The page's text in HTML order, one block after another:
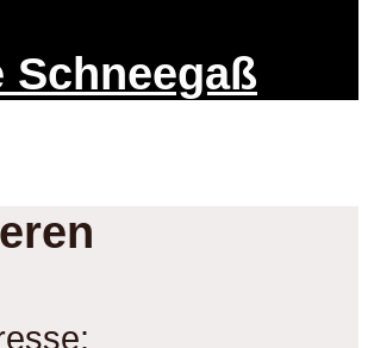
Schneegaß